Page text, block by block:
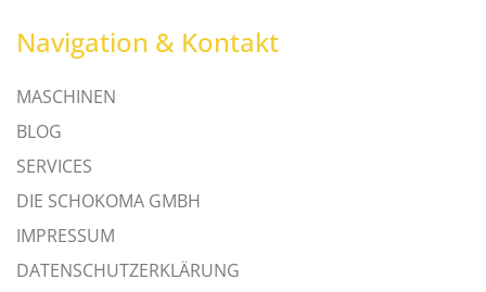
Navigation & Kontakt
MASCHINEN
BLOG
SERVICES
DIE SCHOKOMA GMBH
IMPRESSUM
DATENSCHUTZERKLÄRUNG